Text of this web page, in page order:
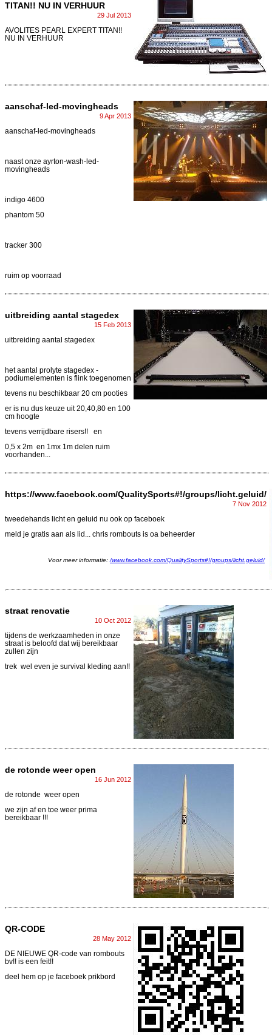
TITAN!! NU IN VERHUUR
29 Jul 2013
AVOLITES PEARL EXPERT TITAN!!
NU IN VERHUUR
aanschaf-led-movingheads
9 Apr 2013
aanschaf-led-movingheads
naast onze ayrton-wash-led-
movingheads
indigo 4600
phantom 50
tracker 300
ruim op voorraad
uitbreiding aantal stagedex
15 Feb 2013
uitbreiding aantal stagedex
het aantal prolyte stagedex -
podiumelementen is flink toegenomen
tevens nu beschikbaar 20 cm pooties
er is nu dus keuze uit 20,40,80 en 100
cm hoogte
tevens verrijdbare risers!! en
0,5 x 2m en 1mx 1m delen ruim
voorhanden...
https://www.facebook.com/QualitySports#!/groups/licht.geluid/
7 Nov 2012
tweedehands licht en geluid nu ook op faceboek
meld je gratis aan als lid... chris rombouts is oa beheerder
Voor meer informatie: /www.facebook.com/QualitySports#!/groups/licht.geluid/
straat renovatie
10 Oct 2012
tijdens de werkzaamheden in onze
straat is beloofd dat wij bereikbaar
zullen zijn
trek wel even je survival kleding aan!!
de rotonde weer open
16 Jun 2012
de rotonde weer open
we zijn af en toe weer prima
bereikbaar !!!
QR-CODE
28 May 2012
DE NIEUWE QR-code van rombouts
bv!! is een feit!!
deel hem op je faceboek prikbord